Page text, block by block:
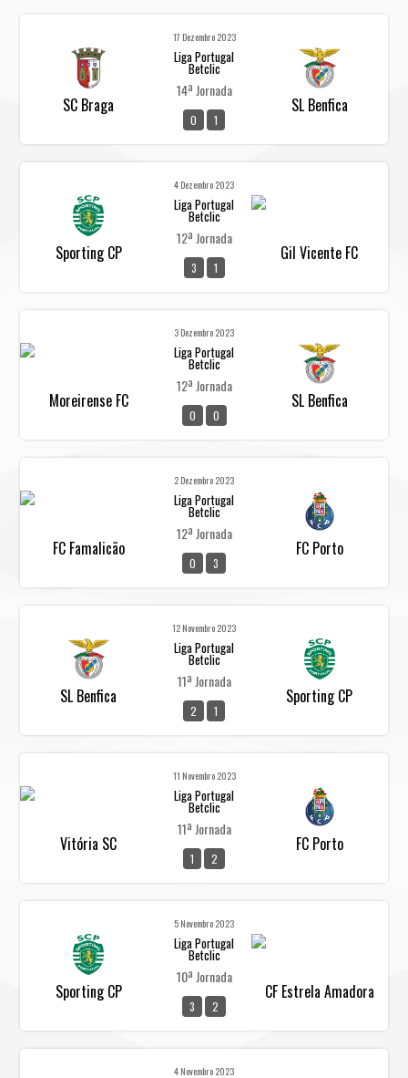
SC Braga
17 Dezembro 2023
Liga Portugal
Betclic
14ª Jornada
0 1
SL Benfica
Sporting CP
4 Dezembro 2023
Liga Portugal
Betclic
12ª Jornada
3 1
Gil Vicente FC
Moreirense FC
3 Dezembro 2023
Liga Portugal
Betclic
12ª Jornada
0 0
SL Benfica
FC Famalicão
2 Dezembro 2023
Liga Portugal
Betclic
12ª Jornada
0 3
FC Porto
SL Benfica
12 Novembro 2023
Liga Portugal
Betclic
11ª Jornada
2 1
Sporting CP
Vitória SC
11 Novembro 2023
Liga Portugal
Betclic
11ª Jornada
1 2
FC Porto
Sporting CP
5 Novembro 2023
Liga Portugal
Betclic
10ª Jornada
3 2
CF Estrela Amadora
4 Novembro 2023